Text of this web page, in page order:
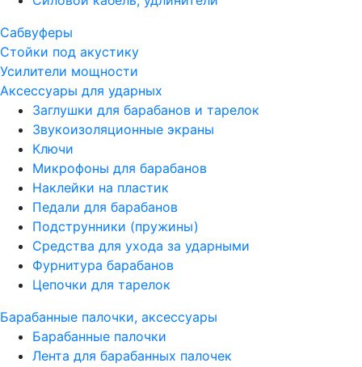
Сабвуферы
Стойки под акустику
Усилители мощности
Аксессуары для ударных
Заглушки для барабанов и тарелок
Звукоизоляционные экраны
Ключи
Микрофоны для барабанов
Наклейки на пластик
Педали для барабанов
Подструнники (пружины)
Средства для ухода за ударными
Фурнитура барабанов
Цепочки для тарелок
Барабанные палочки, аксессуары
Барабанные палочки
Лента для барабанных палочек